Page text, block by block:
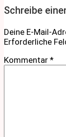
Schreibe
Deine E-Mail-
Erforderliche
Kommentar *